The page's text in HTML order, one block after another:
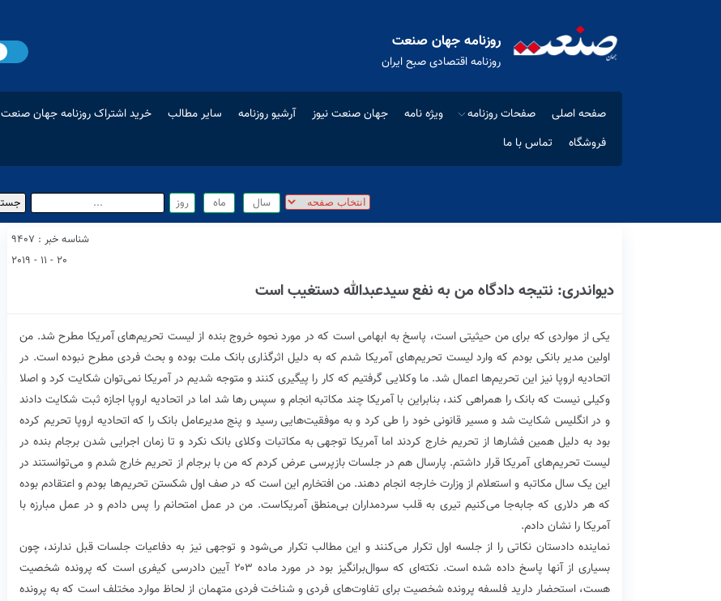
روزنامه جهان صنعت
روزنامه اقتصادی صبح ایران
صفحه اصلی صفحات روزنامه ویژه نامه جهان صنعت نیوز آرشیو روزنامه سایر مطالب
خرید اشتراک روزنامه جهان صنعت
فروشگاه
تماس با ما
شناسه خبر : 9407
20 - 11 - 2019
دیواندری: نتیجه دادگاه من به نفع سیدعبدالله دستغیب است
یکی از مواردی که برای من حیثیتی است، پاسخ به ابهامی است که در مورد نحوه خروج بنده از لیست تحریم‌های آمریکا مطرح شد. من
اولین مدیر بانکی بودم که وارد لیست تحریم‌های آمریکا شدم که به دلیل اثرگذاری بانک ملت بوده و بحث فردی مطرح نبوده است. در
اتحادیه اروپا نیز این تحریم‌ها اعمال شد. ما وکلایی گرفتیم که کار را پیگیری کنند و متوجه شدیم در آمریکا نمی‌توان شکایت کرد و اصلا
وکیلی نیست که بانک را همراهی کند، بنابراین با آمریکا چند مکاتبه انجام و سپس رها شد اما در اتحادیه اروپا اجازه ثبت شکایت دادند
و در انگلیس شکایت شد و مسیر قانونی خود را طی کرد و به موفقیت‌هایی رسید و پنج مدیرعامل بانک را که اتحادیه اروپا تحریم کرده
بود به دلیل همین فشارها از تحریم خارج کردند اما آمریکا توجهی به مکاتبات وکلای بانک نکرد و تا زمان اجرایی شدن برجام بنده در
لیست تحریم‌های آمریکا قرار داشتم. پارسال هم در جلسات بازپرسی عرض کردم که من با برجام از تحریم خارج شدم و می‌توانستند در
این یک سال مکاتبه و استعلام از وزارت خارجه انجام دهند. من افتخارم این است که در صف اول شکستن تحریم‌ها بودم و اعتقادم بوده
که هر دلاری که جابه‌جا می‌کنیم تیری به قلب سردمداران بی‌منطق آمریکاست. من در عمل امتحانم را پس دادم و در عمل مبارزه با
آمریکا را نشان دادم.
نماینده دادستان نکاتی را از جلسه اول تکرار می‌کنند و این مطالب تکرار می‌شود و توجهی نیز به دفاعیات جلسات قبل ندارند، چون
بسیاری از آنها پاسخ داده شده است. نکته‌ای که سوال‌برانگیز بود در مورد ماده ۲۰۳ آیین دادرسی کیفری است که پرونده شخصیت
هست، استحضار دارید فلسفه پرونده شخصیت برای تفاوت‌های فردی و شناخت فردی متهمان از لحاظ موارد مختلف است که به پرونده